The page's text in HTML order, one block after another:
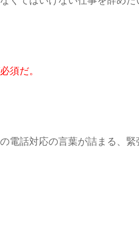
須だ。
電話対応の言葉が詰まる、